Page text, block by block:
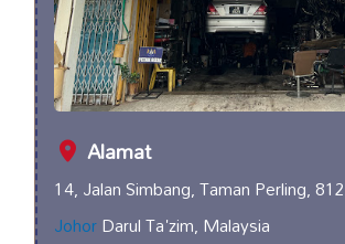
Alamat
14, Jalan Simbang, Taman Perling,
JohorDarul Ta'zim, Malaysia